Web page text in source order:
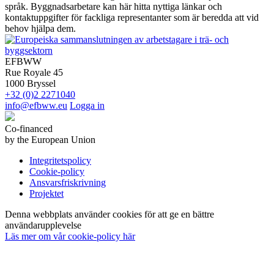
språk. Byggnadsarbetare kan här hitta nyttiga länkar och
kontaktuppgifter för fackliga representanter som är beredda att vid
behov hjälpa dem.
EFBWW
Rue Royale 45
1000 Bryssel
+32 (0)2 2271040
info@efbww.eu Logga in
Co-financed
by the European Union
Integritetspolicy
Cookie-policy
Ansvarsfriskrivning
Projektet
Denna webbplats använder cookies för att ge en bättre
användarupplevelse
Läs mer om vår cookie-policy här